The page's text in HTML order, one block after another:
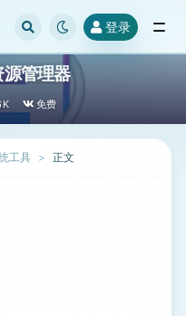
登录
管理器
免费
工具 正文